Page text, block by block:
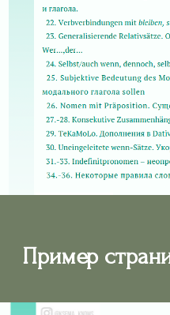
Пример